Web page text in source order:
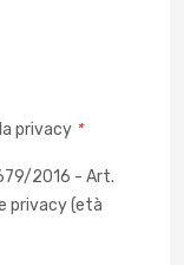
privacy *
2016 - Art.
privacy (età